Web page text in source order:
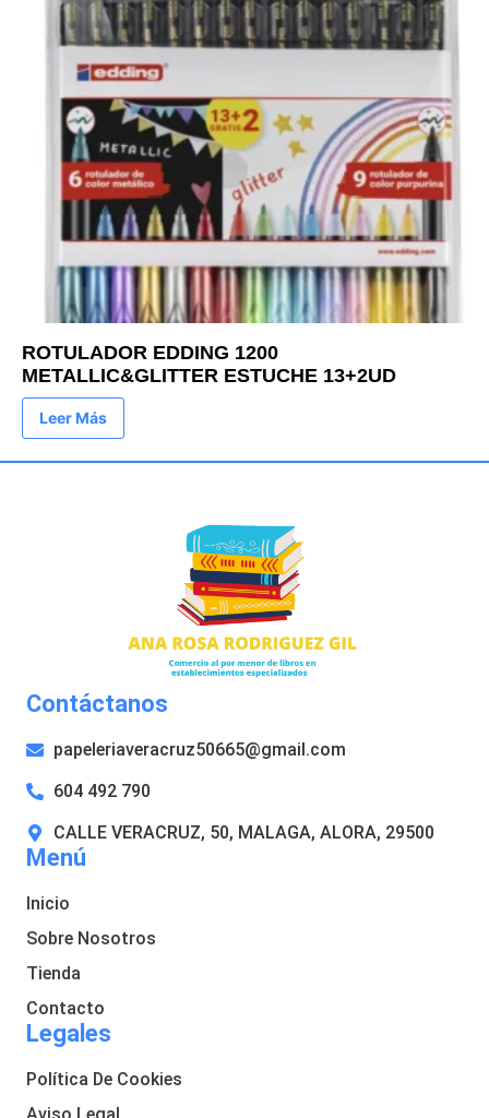
ROTULADOR EDDING 1200
METALLIC&GLITTER ESTUCHE 13+2UD
Leer Más
Menú
Inicio
Sobre Nosotros
Tienda
Contacto
Legales
Política De Cookies
Contáctanos
papeleriaveracruz50665@gmail.com
604 492 790
CALLE VERACRUZ, 50, MALAGA, ALORA, 29500